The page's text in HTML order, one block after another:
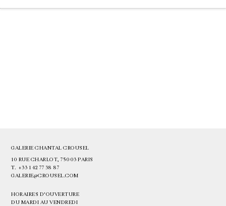
GALERIE CHANTAL CROUSEL
10 RUE CHARLOT, 75003 PARIS
T. +33 1 42 77 38 87
GALERIE@CROUSEL.COM
HORAIRES D'OUVERTURE
DU MARDI AU VENDREDI